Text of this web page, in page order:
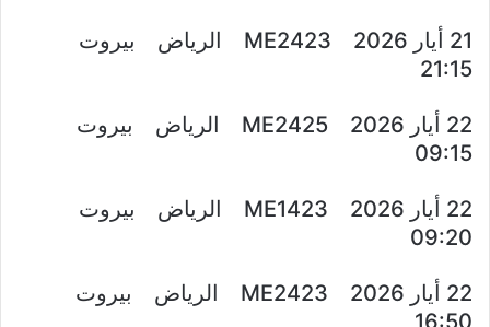
21 أيار 2026 ME2423 الرياض بيروت
21:15
22 أيار 2026 ME2425 الرياض بيروت
09:15
22 أيار 2026 ME1423 الرياض بيروت
09:20
22 أيار 2026 ME2423 الرياض بيروت